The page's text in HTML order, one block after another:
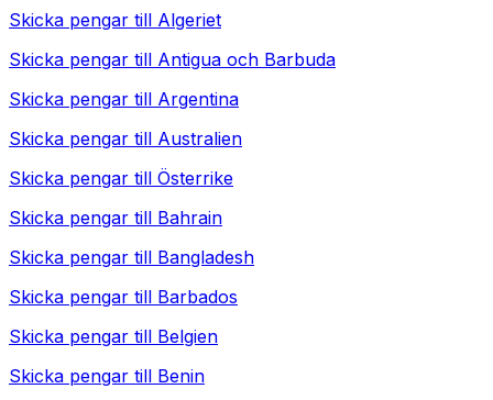
Skicka pengar till Algeriet
Skicka pengar till Antigua och Barbuda
Skicka pengar till Argentina
Skicka pengar till Australien
Skicka pengar till Österrike
Skicka pengar till Bahrain
Skicka pengar till Bangladesh
Skicka pengar till Barbados
Skicka pengar till Belgien
Skicka pengar till Benin